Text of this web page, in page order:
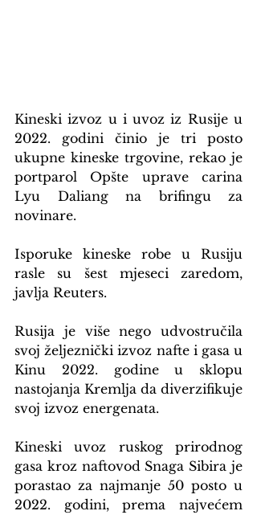
Kineski izvoz u i uvoz iz Rusije u
2022. godini činio je tri posto
ukupne kineske trgovine, rekao je
portparol Opšte uprave carina
Lyu Daliang na brifingu za
novinare.
Isporuke kineske robe u Rusiju
rasle su šest mjeseci zaredom,
javlja Reuters.
Rusija je više nego udvostručila
svoj željeznički izvoz nafte i gasa u
Kinu 2022. godine u sklopu
nastojanja Kremlja da diverzifikuje
svoj izvoz energenata.
Kineski uvoz ruskog prirodnog
gasa kroz naftovod Snaga Sibira je
porastao za najmanje 50 posto u
2022. godini, prema najvećem